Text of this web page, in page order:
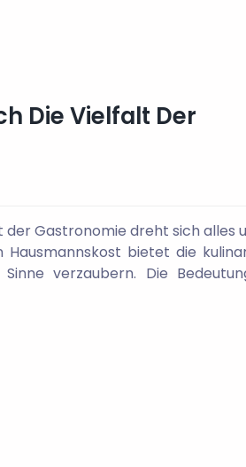
Die Vielfalt Der
der Gastronomie dreht sich alles
bietet die
verzaubern. Die